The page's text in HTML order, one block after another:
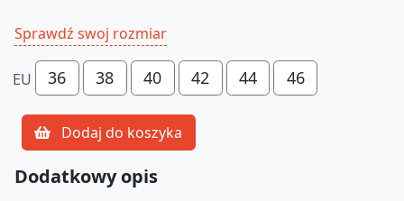
Sprawdź swoj rozmiar
EU 36 38 40 42 44 46
Dodaj do koszyka
Dodatkowy opis